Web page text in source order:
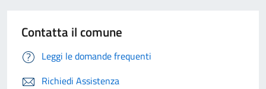
Contatta il comune
Leggi le domande frequenti
Richiedi Assistenza